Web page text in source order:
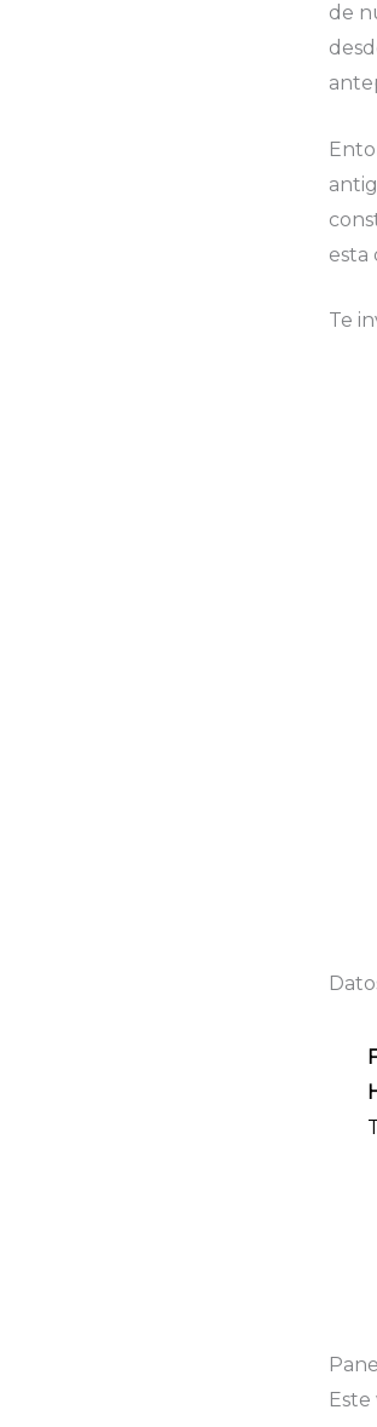
de
esta
Te